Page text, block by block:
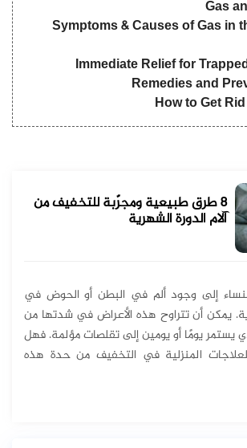
Gas
Symptoms & Causes of Gas in
Immediate Relief for
Remedies and
How to Get
8 طرق طبيعية ومجرّبة للتخفيف من
آلام الدورة الشهرية
إلى وجود ألم في البطن أو الحوض في
يمكن أن تتراوح هذه الأعراض في شدتها من
يستمر يومًا أو يومين إلى تقلصات مؤلمة. فهل
المنزلية في التخفيف من حدة هذه